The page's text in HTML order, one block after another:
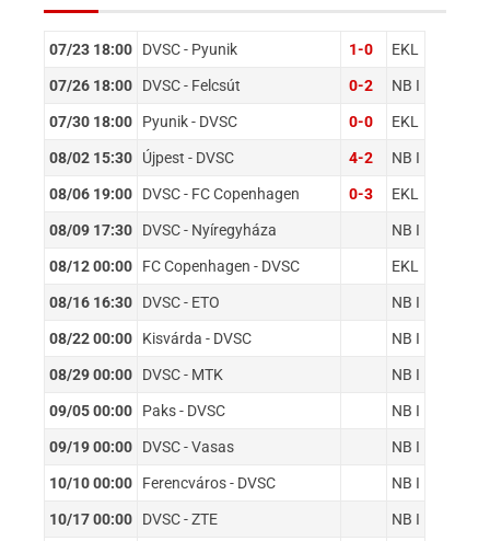
07/23 18:00 DVSC - Pyunik 1-0 EKL
07/26 18:00 DVSC - Felcsút 0-2 NB I
07/30 18:00 Pyunik - DVSC 0-0 EKL
08/02 15:30 Újpest - DVSC 4-2 NB I
08/06 19:00 DVSC - FC Copenhagen 0-3 EKL
08/09 17:30 DVSC - Nyíregyháza NB I
08/12 00:00 FC Copenhagen - DVSC EKL
08/16 16:30 DVSC - ETO NB I
08/22 00:00 Kisvárda - DVSC NB I
08/29 00:00 DVSC - MTK NB I
09/05 00:00 Paks - DVSC NB I
09/19 00:00 DVSC - Vasas NB I
10/10 00:00 Ferencváros - DVSC NB I
10/17 00:00 DVSC - ZTE NB I